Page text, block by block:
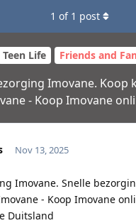
Teen Life Friends and
Imovane. Koop
- Koop Imovane
1 of 1 post
Nov 13, 2025
Imovane. Snelle
- Koop Imovane
Duitsland